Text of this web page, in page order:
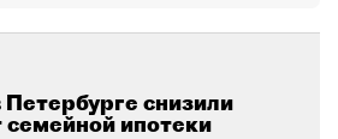
снизили
семейной ипотеки